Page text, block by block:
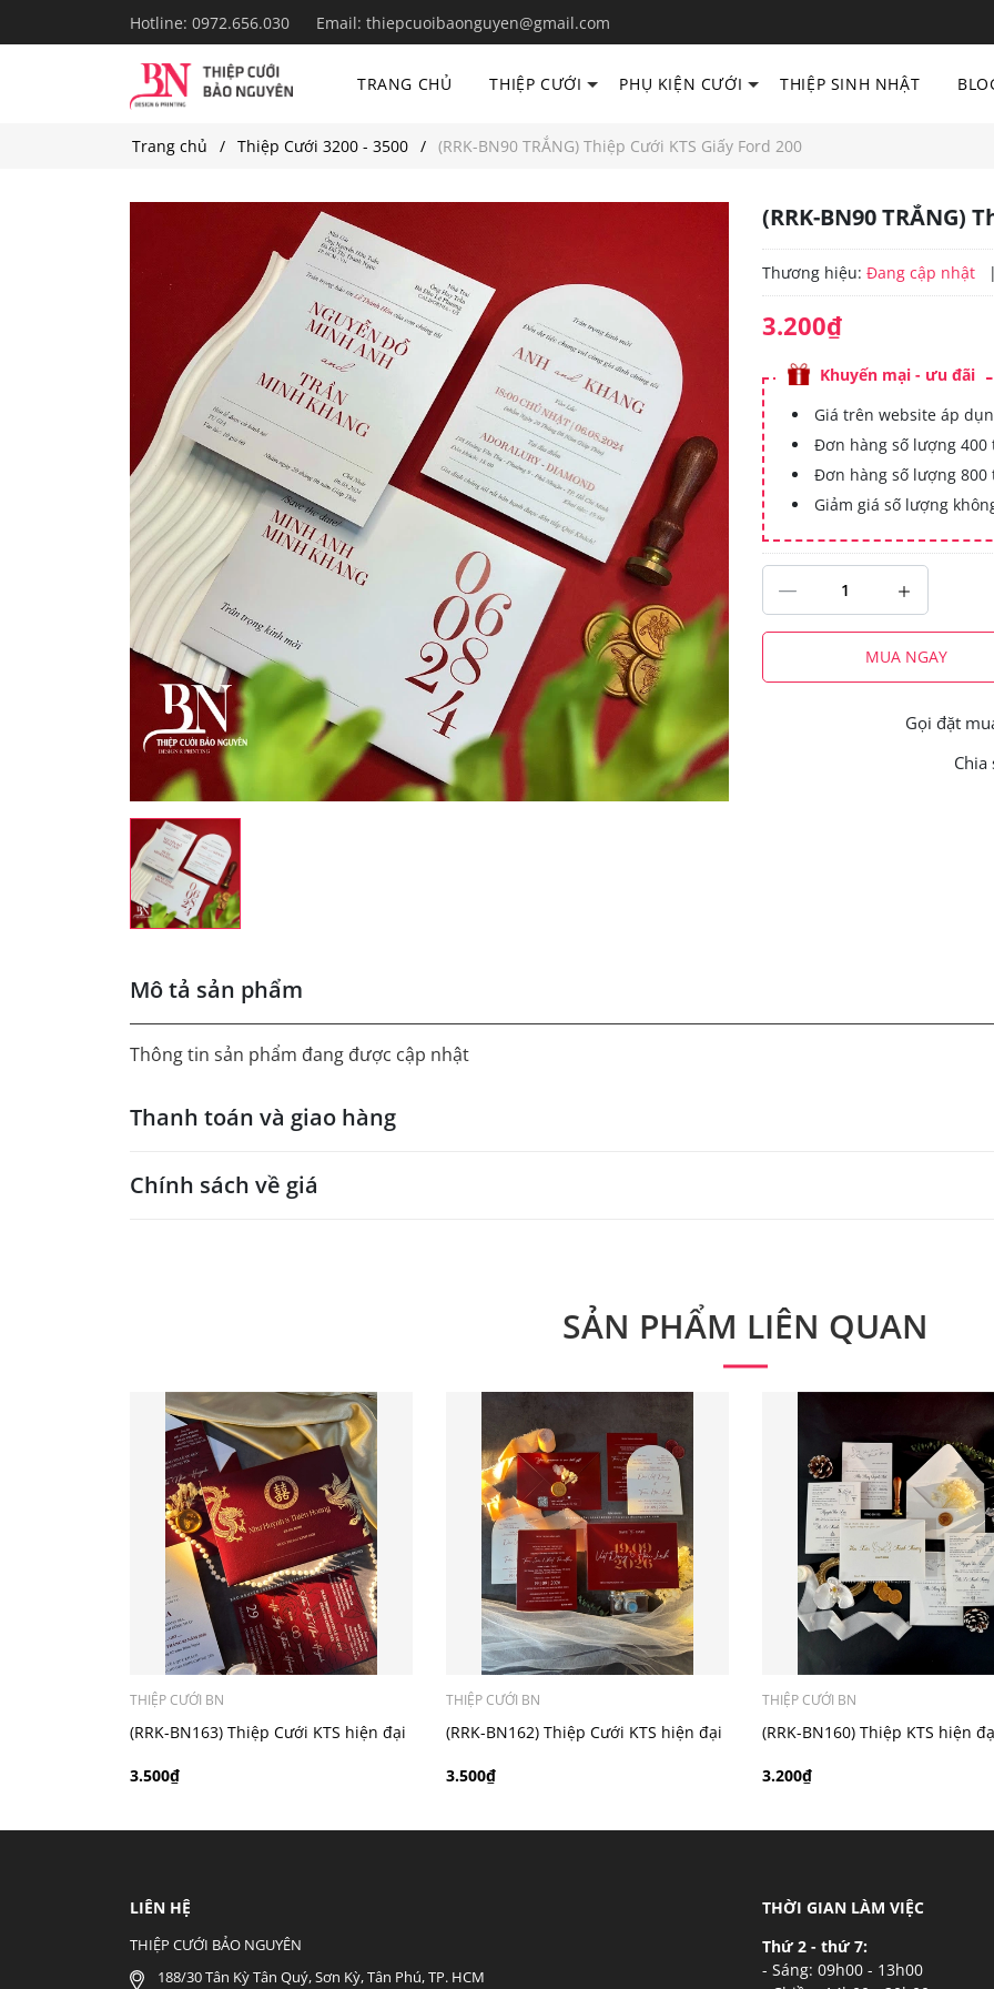
Hotline: 0972.656.030 Email: thiepcuoibaonguyen@gmail.com
TRANG CHỦ THIỆP CƯỚI PHỤ KIỆN CƯỚI THIỆP SINH NHẬT
Trang chủ Thiệp Cưới 3200 - 3500 (RRK-BN90 TRẮNG) Thiệp Cưới KTS Giấy Ford 200
(RRK-BN90 TRẮNG)
Thương hiệu: Đang cập nhật
3.200₫
Khuyến mại - ưu đãi
Giá trên website áp
Đơn hàng số lượng 400
Đơn hàng số lượng 800
Giảm giá số lượng
MUA NGAY
Gọi đặt
Chia
Mô tả sản phẩm
Thông tin sản phẩm đang được cập nhật
Thanh toán và giao hàng
Chính sách về giá
- Mẫu dưới 3000 giá chưa bao gồm bản đồ, quý khách có nhu cầu in bản đồ sẽ có mức phí 300 - 500
SẢN PHẨM LIÊN QUAN
THIỆP CƯỚI BN
(RRK-BN163) Thiệp Cưới KTS hiện đại
3.500₫
THIỆP CƯỚI BN
(RRK-BN162) Thiệp Cưới KTS hiện đại
3.500₫
THIỆP CƯỚI BN
(RRK-BN160) Thiệp KTS hiện
3.200₫
LIÊN HỆ
THIỆP CƯỚI BẢO NGUYÊN
188/30 Tân Kỳ Tân Quý, Sơn Kỳ, Tân Phú, TP. HCM
THỜI GIAN LÀM VIỆC
Thứ 2 - thứ 7:
- Sáng: 09h00 - 13h00